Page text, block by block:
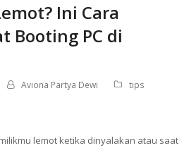
Ini Cara
Booting PC di
Aviona Partya Dewi
tips
lemot ketika dinyalakan atau saat